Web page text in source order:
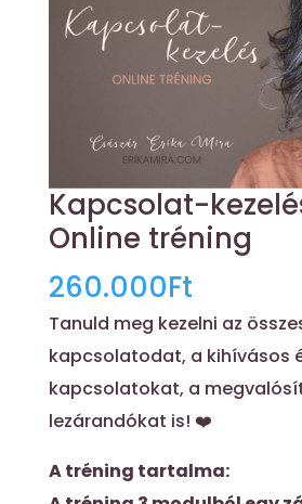
Kapcsolat-
Online tréning
260.000Ft
Tanuld meg kezelni az
kapcsolatodat, a kihívásos
kapcsolatokat, a
lezárandókat is! ❤️
A tréning tartalma: